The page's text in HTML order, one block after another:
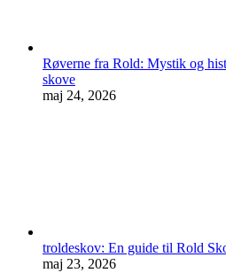
Røverne fra Rold: Mystik og
skove
maj 24, 2026
troldeskov: En guide til Rold
maj 23, 2026